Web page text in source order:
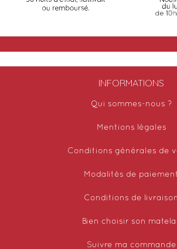
INFORMATIONS
Qui sommes-nous ?
Mentions légales
Conditions générales de
Modalités de paiement
Conditions de livraison
Bien choisir son
Suivre ma commande